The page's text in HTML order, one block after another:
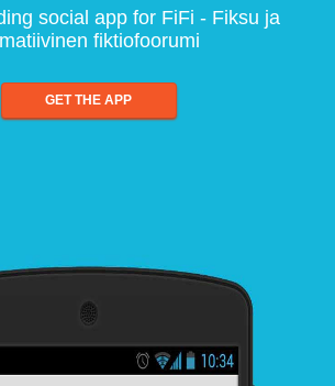
social app for FiFi - Fiksu ja
fiktiofoorumi
GET THE APP